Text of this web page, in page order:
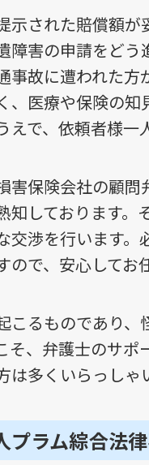
示された賠償額
障害の申請をど
事故に遭われた
、医療や保険の
えで、依頼者様一
害保険会社の顧
知しております
交渉を行います
ので、安心してお
こるものであり
そ、弁護士のサ
は多くいらっしゃ
プラム綜合法